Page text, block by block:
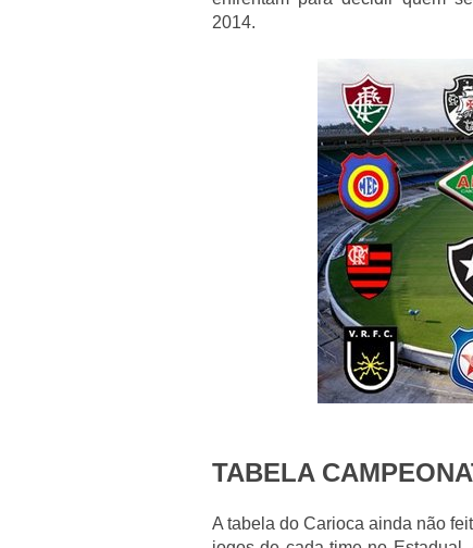
2014.
TABELA
A tabela do Carioca ainda não